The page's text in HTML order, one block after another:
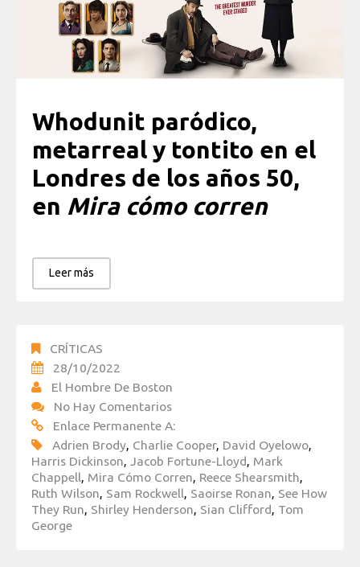
Whodunit paródico,
metarreal y tontito en el
Londres de los años 50,
en Mira cómo corren
Leer más
CRÍTICAS
28/10/2022
El Hombre De Boston
No Hay Comentarios
Enlace Permanente A:
Adrien Brody, Charlie Cooper, David Oyelowo,
Harris Dickinson, Jacob Fortune-Lloyd, Mark
Chappell, Mira Cómo Corren, Reece Shearsmith,
Ruth Wilson, Sam Rockwell, Saoirse Ronan, See How
They Run, Shirley Henderson, Sian Clifford, Tom
George